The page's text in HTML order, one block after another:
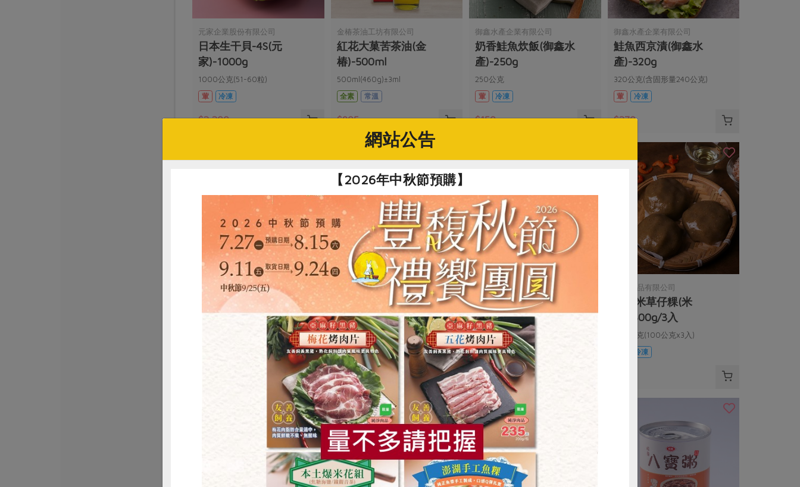
元家企業股份有限公司
日本生干貝-4S(元
家)-1000g
1000公克(51-60粒)
葷
冷凍
$2,200
金椿茶油工坊有限公司
紅花大菓苦茶油(金
椿)-500ml
500ml(460g)±3ml
全素
常溫
$905
御鑫水產企業有限公司
奶香鮭魚炊飯(御鑫水
產)-250g
250公克
葷
冷凍
$150
御鑫水產企業有限公司
鮭魚西京漬(御鑫水
產)-320g
320公克(含固形量240公克)
葷
冷凍
$270
松葉美食有限公司
古早味紅豆湯(松葉美食有
限公司)-300g
淨重300公克(固形量180公克)
昱倫生物科技股份有限公司
蜂王乳膠囊(昱倫)-60顆/瓶
560mg/粒，60粒/瓶
葷
常溫
$770
米棋食品有限公司
好事成雙紅龜粿-紅豆/花
生(米棋)-480g/6入
480g/6入(紅豆口味*3+花生口味*3)
奶素
冷凍
$270
米棋食品有限公司
菜脯米草仔粿(米
棋)-300g/3入
300公克(100公克x3入)
冷凍
惜食 RPET 食譜 減硝酸鹽 雞蛋 食安 共同購買
網站公告
【2026年中秋節預購】